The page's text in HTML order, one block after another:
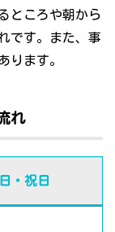
ところや朝から
です。また、事
ります。
れ
・祝日